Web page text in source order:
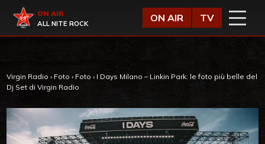
Virgin Radio
ON AIR
ALL NITE ROCK
ON AIR TV
Virgin Radio › Foto › Foto › I Days Milano – Linkin Park: le foto più belle del
Dj Set di Virgin Radio